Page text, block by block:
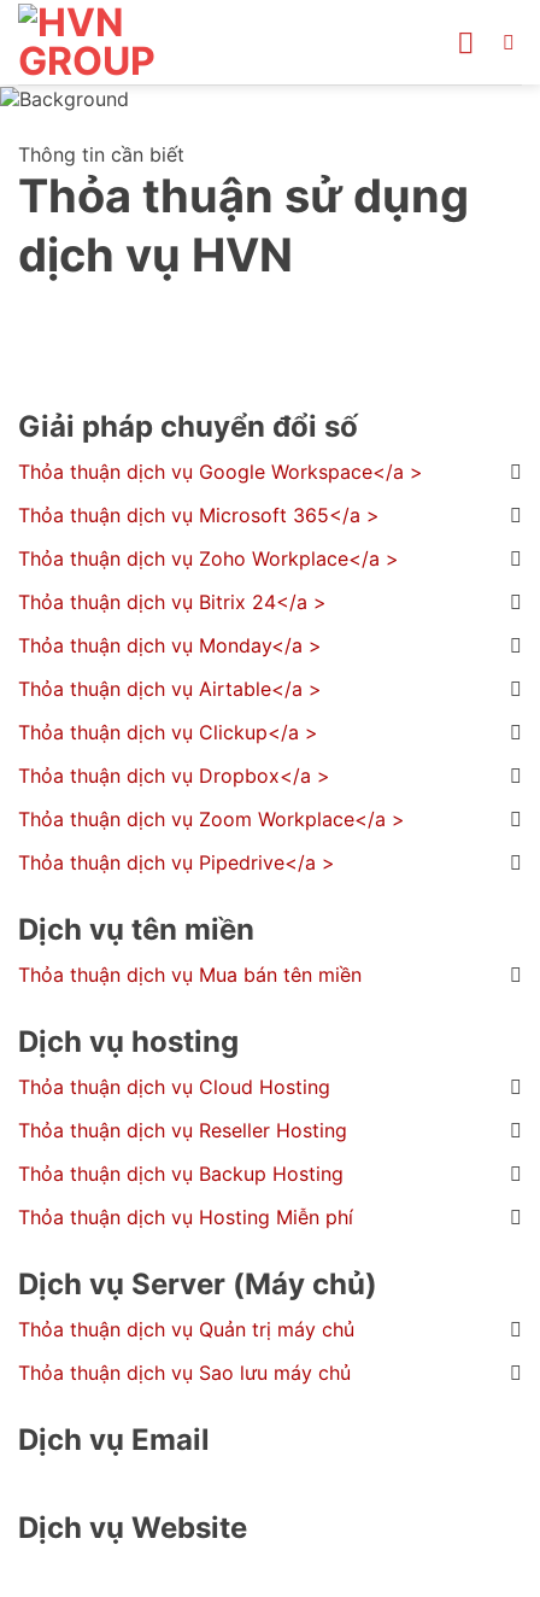
Bỏ
nội
dung
Thông tin cần biết
Thỏa thuận sử dụng
dịch vụ HVN
Giải pháp chuyển đổi số
Thỏa thuận dịch vụ Google Workspace</a >
Thỏa thuận dịch vụ Microsoft 365</a >
Thỏa thuận dịch vụ Zoho Workplace</a >
Thỏa thuận dịch vụ Bitrix 24</a >
Thỏa thuận dịch vụ Monday</a >
Thỏa thuận dịch vụ Airtable</a >
Thỏa thuận dịch vụ Clickup</a >
Thỏa thuận dịch vụ Dropbox</a >
Thỏa thuận dịch vụ Zoom Workplace</a >
Thỏa thuận dịch vụ Pipedrive</a >
Dịch vụ tên miền
Thỏa thuận dịch vụ Mua bán tên miền
Dịch vụ hosting
Thỏa thuận dịch vụ Cloud Hosting
Thỏa thuận dịch vụ Reseller Hosting
Thỏa thuận dịch vụ Backup Hosting
Thỏa thuận dịch vụ Hosting Miễn phí
Dịch vụ Server (Máy chủ)
Thỏa thuận dịch vụ Quản trị máy chủ
Thỏa thuận dịch vụ Sao lưu máy chủ
Dịch vụ Email
Dịch vụ Website